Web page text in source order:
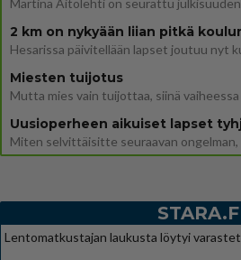
2 km on nykyään liian pitkä
Miesten tuijotus
Lentomatkustajan laukusta löytyi